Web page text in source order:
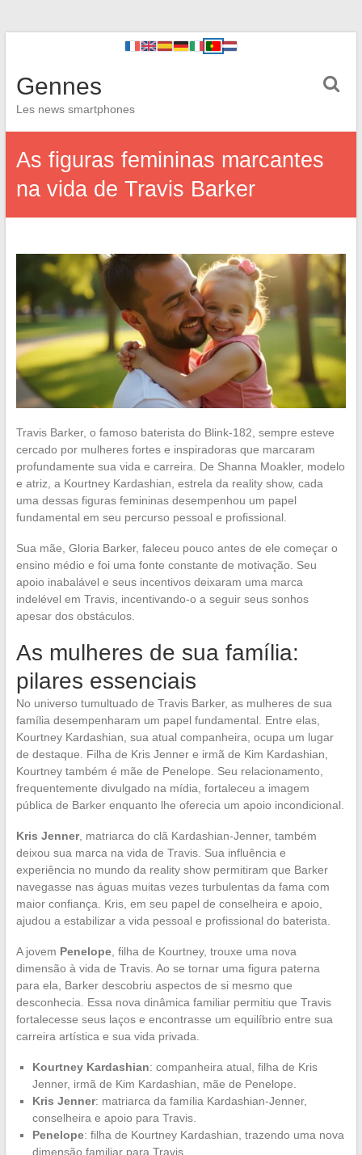
Gennes
Les news smartphones
As figuras femininas marcantes
na vida de Travis Barker
Travis Barker, o famoso baterista do Blink-182, sempre esteve
cercado por mulheres fortes e inspiradoras que marcaram
profundamente sua vida e carreira. De Shanna Moakler, modelo
e atriz, a Kourtney Kardashian, estrela da reality show, cada
uma dessas figuras femininas desempenhou um papel
fundamental em seu percurso pessoal e profissional.
Sua mãe, Gloria Barker, faleceu pouco antes de ele começar o
ensino médio e foi uma fonte constante de motivação. Seu
apoio inabalável e seus incentivos deixaram uma marca
indelével em Travis, incentivando-o a seguir seus sonhos
apesar dos obstáculos.
As mulheres de sua família:
pilares essenciais
No universo tumultuado de Travis Barker, as mulheres de sua
família desempenharam um papel fundamental. Entre elas,
Kourtney Kardashian, sua atual companheira, ocupa um lugar
de destaque. Filha de Kris Jenner e irmã de Kim Kardashian,
Kourtney também é mãe de Penelope. Seu relacionamento,
frequentemente divulgado na mídia, fortaleceu a imagem
pública de Barker enquanto lhe oferecia um apoio incondicional.
Kris Jenner, matriarca do clã Kardashian-Jenner, também
deixou sua marca na vida de Travis. Sua influência e
experiência no mundo da reality show permitiram que Barker
navegasse nas águas muitas vezes turbulentas da fama com
maior confiança. Kris, em seu papel de conselheira e apoio,
ajudou a estabilizar a vida pessoal e profissional do baterista.
A jovem Penelope, filha de Kourtney, trouxe uma nova
dimensão à vida de Travis. Ao se tornar uma figura paterna
para ela, Barker descobriu aspectos de si mesmo que
desconhecia. Essa nova dinâmica familiar permitiu que Travis
fortalecesse seus laços e encontrasse um equilíbrio entre sua
carreira artística e sua vida privada.
Kourtney Kardashian: companheira atual, filha de Kris
Jenner, irmã de Kim Kardashian, mãe de Penelope.
Kris Jenner: matriarca da família Kardashian-Jenner,
conselheira e apoio para Travis.
Penelope: filha de Kourtney Kardashian, trazendo uma nova
dimensão familiar para Travis.